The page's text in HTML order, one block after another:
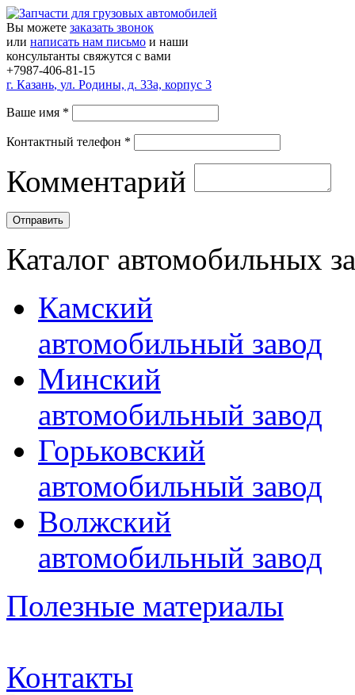
Вы можете заказать звонок
или написать нам письмо и наши
консультанты свяжутся с вами
+7987-406-81-15
г. Казань, ул. Родины, д. 33а, корпус 3
Ваше имя *
Контактный телефон *
Комментарий
Каталог автомобильных
Камский
автомобильный завод
Минский
автомобильный завод
Горьковский
автомобильный завод
Волжский
автомобильный завод
Полезные материалы
Контакты